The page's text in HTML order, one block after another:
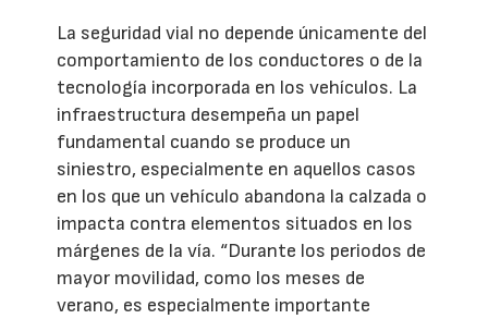
La seguridad vial no depende únicamente del
comportamiento de los conductores o de la
tecnología incorporada en los vehículos. La
infraestructura desempeña un papel
fundamental cuando se produce un
siniestro, especialmente en aquellos casos
en los que un vehículo abandona la calzada o
impacta contra elementos situados en los
márgenes de la vía. “Durante los periodos de
mayor movilidad, como los meses de
verano, es especialmente importante